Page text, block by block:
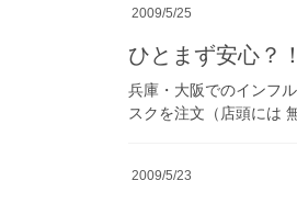
2009/5/25
ひとまず安心？！
兵庫・大阪でのインフ
スクを注文（店頭には
2009/5/23